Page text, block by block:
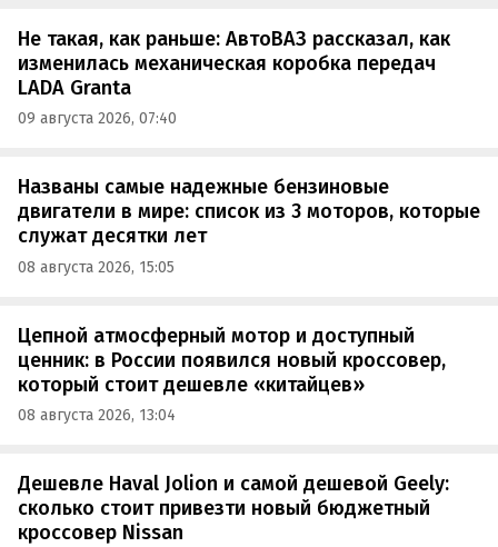
Не такая, как раньше: АвтоВАЗ рассказал, как
изменилась механическая коробка передач
LADA Granta
09 августа 2026, 07:40
Названы самые надежные бензиновые
двигатели в мире: список из 3 моторов, которые
служат десятки лет
08 августа 2026, 15:05
Цепной атмосферный мотор и доступный
ценник: в России появился новый кроссовер,
который стоит дешевле «китайцев»
08 августа 2026, 13:04
Дешевле Haval Jolion и самой дешевой Geely:
сколько стоит привезти новый бюджетный
кроссовер Nissan